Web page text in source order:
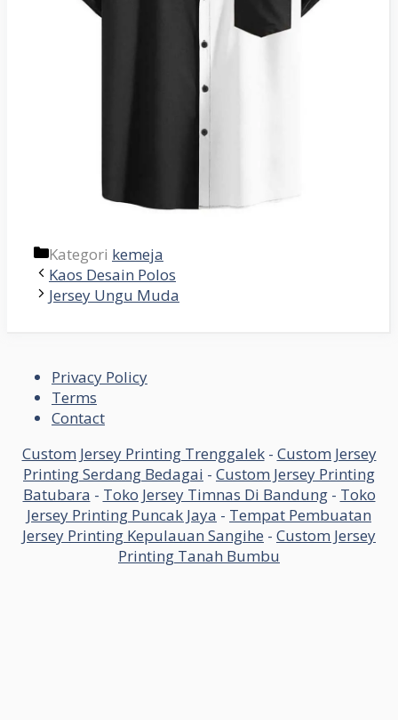
Kategori kemeja
Kaos Desain Polos
Jersey Ungu Muda
Privacy Policy
Terms
Contact
Custom Jersey Printing Trenggalek- Custom Jersey
Printing Serdang Bedagai - Custom Jersey Printing
Batubara - Toko Jersey Timnas Di Bandung- Toko
Jersey Printing Puncak Jaya - Tempat Pembuatan
Jersey Printing Kepulauan Sangihe - Custom Jersey
Printing Tanah Bumbu